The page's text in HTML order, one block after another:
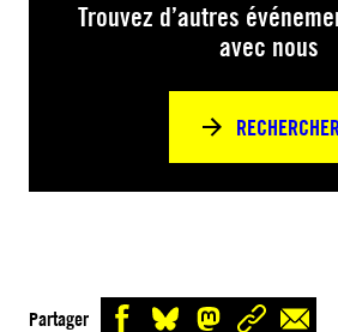
Trouvez d’autres
avec nous
RECHERCHER
Partager